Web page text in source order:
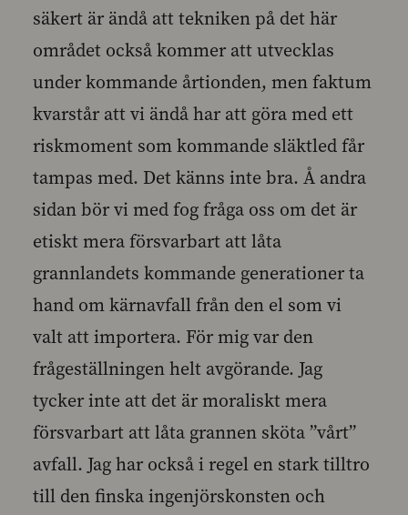
säkert är ändå att tekniken på det här
området också kommer att utvecklas
under kommande årtionden, men faktum
kvarstår att vi ändå har att göra med ett
riskmoment som kommande släktled får
tampas med. Det känns inte bra. Å andra
sidan bör vi med fog fråga oss om det är
etiskt mera försvarbart att låta
grannlandets kommande generationer ta
hand om kärnavfall från den el som vi
valt att importera. För mig var den
frågeställningen helt avgörande. Jag
tycker inte att det är moraliskt mera
försvarbart att låta grannen sköta ”vårt”
avfall. Jag har också i regel en stark tilltro
till den finska ingenjörskonsten och